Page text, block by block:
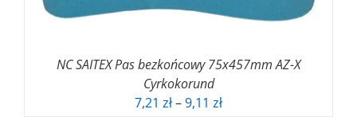
NC SAITEX Pas bezkońcowy 75x457mm AZ-X
Cyrkokorund
7,21 zł–9,11 złZakres